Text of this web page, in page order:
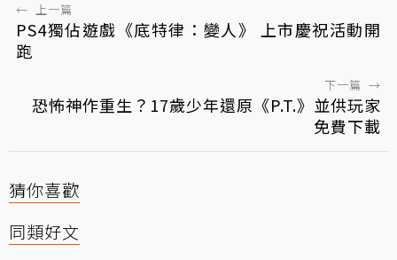
← 上一篇
PS4獨佔遊戲《底特律：變人》 上市慶祝活動開
跑
下一篇 →
恐怖神作重生？17歲少年還原《P.T.》並供玩家
免費下載
猜你喜歡
同類好文